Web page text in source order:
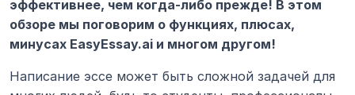
эффективнее, чем когда-либо прежде! В этом
обзоре мы поговорим о функциях, плюсах,
минусах EasyEssay.ai и многом другом!
Написание эссе может быть сложной задачей для